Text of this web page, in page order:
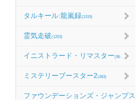
タルキール:龍嵐録(1319)
霊気走破(1203)
イニストラード・リマスター(984)
ミステリーブースター2(483)
ファウンデーションズ・ジャンプス